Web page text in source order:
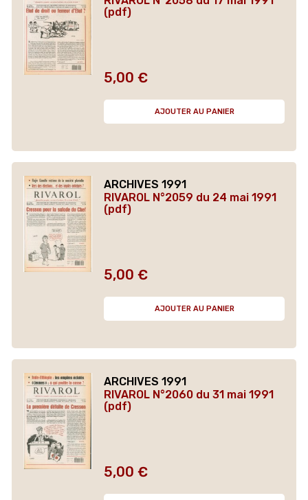
(pdf)
Prix
5,00 €
AJOUTER AU PANIER
ARCHIVES 1991
RIVAROL N°2059 du 24 mai 1991
(pdf)
Prix
5,00 €
AJOUTER AU PANIER
ARCHIVES 1991
RIVAROL N°2060 du 31 mai 1991
(pdf)
Prix
5,00 €